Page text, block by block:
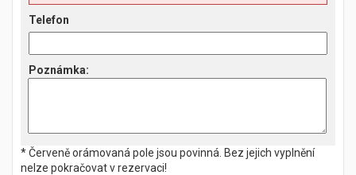
Telefon
Poznámka:
* Červeně orámovaná pole jsou povinná. Bez jejich vyplnění
nelze pokračovat v rezervaci!